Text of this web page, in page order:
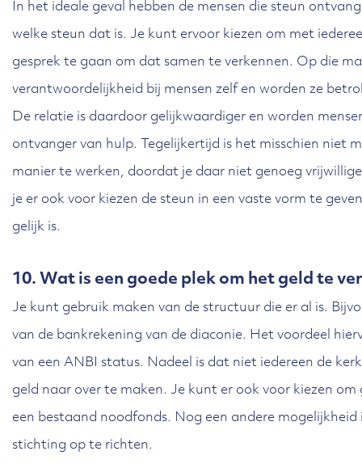
In het ideale geval hebben de mensen die steun
welke steun dat is. Je kunt ervoor kiezen om met
gesprek te gaan om dat samen te verkennen. Op die
verantwoordelijkheid bij mensen zelf en worden ze
De relatie is daardoor gelijkwaardiger en worden
ontvanger van hulp. Tegelijkertijd is het misschien niet
manier te werken, doordat je daar niet genoeg
je er ook voor kiezen de steun in een vaste vorm te
gelijk is.
10. Wat is een goede plek om het geld te
Je kunt gebruik maken van de structuur die er al is.
van de bankrekening van de diaconie. Het voordeel
van een ANBI status. Nadeel is dat niet iedereen de
geld naar over te maken. Je kunt er ook voor kiezen
een bestaand noodfonds. Nog een andere mogelijkheid
stichting op te richten.